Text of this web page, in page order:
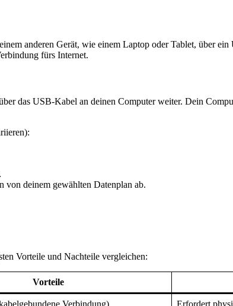
anderen Gerät, wie einem Laptop oder Tablet, über
fürs Internet.
das USB-Kabel an deinen Computer weiter. Dein
von deinem gewählten Datenplan ab.
Vorteile und Nachteile vergleichen:
Vorteile
Verbindung) Erfordert